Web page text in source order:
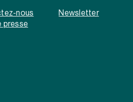
nous
Newsletter
presse